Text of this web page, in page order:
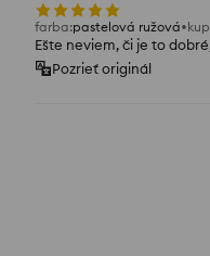
farba:pastelová ružová
Ešte neviem, či je to
Pozrieť originál